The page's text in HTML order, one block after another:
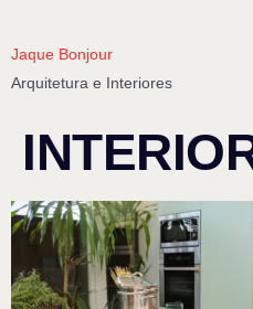
Jaque Bonjour
Arquitetura e Interiores